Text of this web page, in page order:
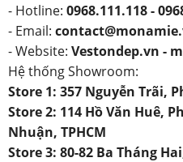
- Hotline: 0968.111.118 -
- Email:
- Website: Vestondep.vn -
Hệ thống Showroom:
Store 1: 357 Nguyễn Trãi,
Store 2: 114 Hồ Văn Huê,
Nhuận, TPHCM
Store 3: 80-82 Ba Tháng